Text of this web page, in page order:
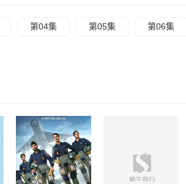
第04集 第05集 第06集